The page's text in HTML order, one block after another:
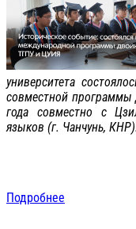
университета
совместной
года совместно с
языков (г. Чанчунь, КНР).
Подробнее